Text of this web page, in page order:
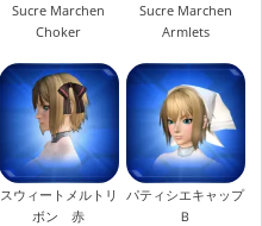
Sucre Marchen
Choker
Sucre Marchen
Armlets
スウィートメルトリ
ボン 赤
パティシエキャップ
Ｂ